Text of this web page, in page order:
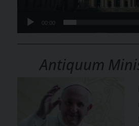
00:00
Antiquum